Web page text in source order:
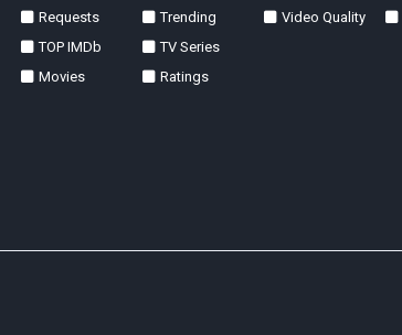
Requests
Trending
TOP IMDb
TV Series
Movies
Ratings
Video Quality